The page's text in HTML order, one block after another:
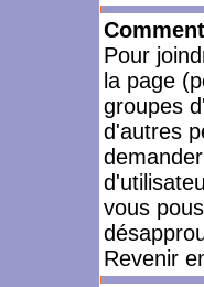
Pour
la page
groupes
d'autres
vous
Revenir